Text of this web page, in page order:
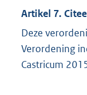
Artikel 7.
Deze
Verordening
Castricum